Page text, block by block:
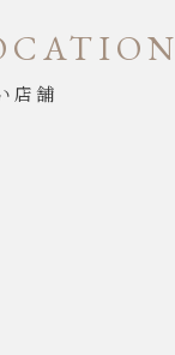
店舗